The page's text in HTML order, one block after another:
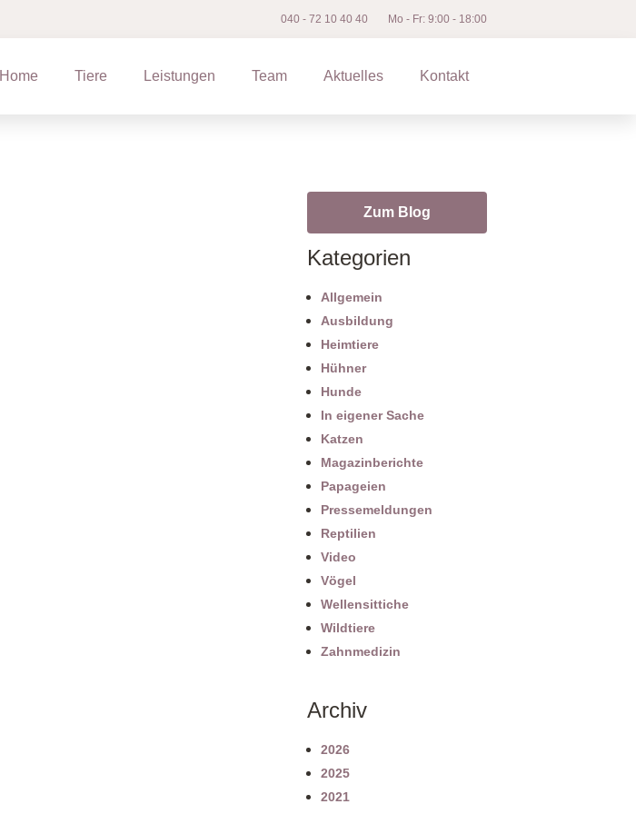
040 ‐ 72 10 40 40 Mo - Fr: 9:00 - 18:00
Home Tiere Leistungen Team Aktuelles Kontakt
Zum Blog
Kategorien
Allgemein
Ausbildung
Heimtiere
Hühner
Hunde
In eigener Sache
Katzen
Magazinberichte
Papageien
Pressemeldungen
Reptilien
Video
Vögel
Wellensittiche
Wildtiere
Zahnmedizin
Archiv
2026
2025
2021